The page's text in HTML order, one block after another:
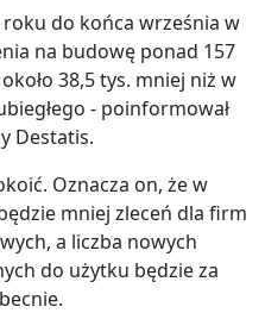
do końca września w
na budowę ponad 157
38,5 tys. mniej niż w
- poinformował
Destatis.
Oznacza on, że w
mniej zleceń dla firm
a liczba nowych
do użytku będzie za